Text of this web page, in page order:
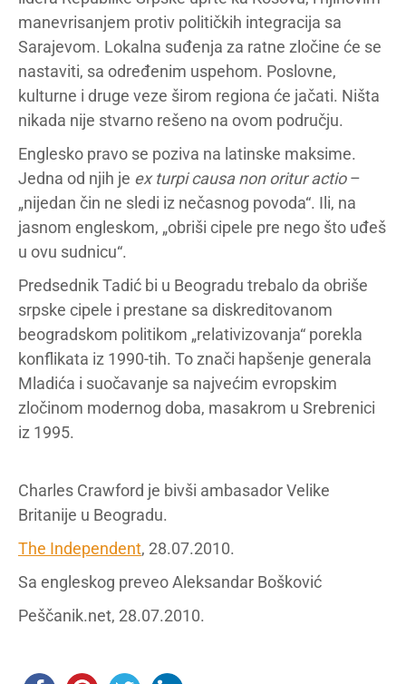
manevrisanjem protiv političkih integracija sa
Sarajevom. Lokalna suđenja za ratne zločine će se
nastaviti, sa određenim uspehom. Poslovne,
kulturne i druge veze širom regiona će jačati. Ništa
nikada nije stvarno rešeno na ovom području.
Englesko pravo se poziva na latinske maksime.
Jedna od njih je ex turpi causa non oritur actio–
„nijedan čin ne sledi iz nečasnog povoda“. Ili, na
jasnom engleskom, „obriši cipele pre nego što uđeš
u ovu sudnicu“.
Predsednik Tadić bi u Beogradu trebalo da obriše
srpske cipele i prestane sa diskreditovanom
beogradskom politikom „relativizovanja“ porekla
konflikata iz 1990-tih. To znači hapšenje generala
Mladića i suočavanje sa najvećim evropskim
zločinom modernog doba, masakrom u Srebrenici
iz 1995.
Charles Crawford je bivši ambasador Velike
Britanije u Beogradu.
The Independent, 28.07.2010.
Sa engleskog preveo Aleksandar Bošković
Peščanik.net, 28.07.2010.